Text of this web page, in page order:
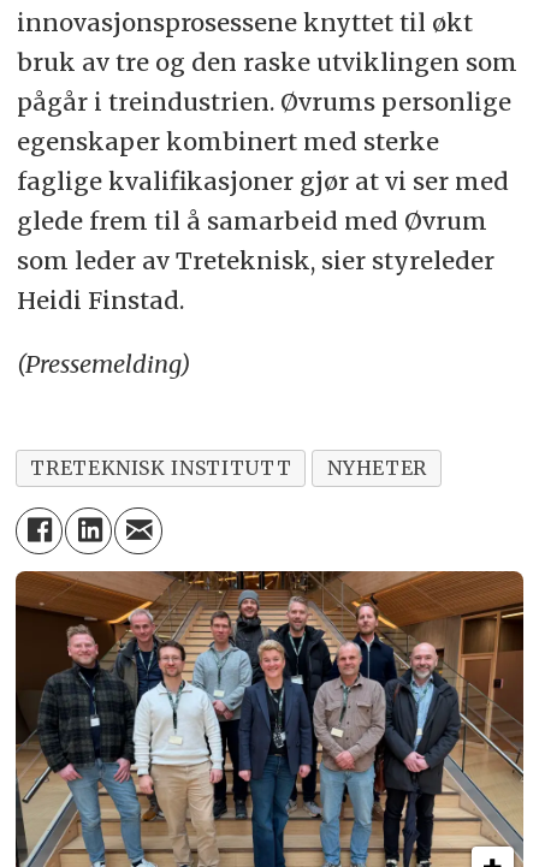
innovasjonsprosessene knyttet til økt
bruk av tre og den raske utviklingen som
pågår i treindustrien. Øvrums personlige
egenskaper kombinert med sterke
faglige kvalifikasjoner gjør at vi ser med
glede frem til å samarbeid med Øvrum
som leder av Treteknisk, sier styreleder
Heidi Finstad.
(Pressemelding)
TRETEKNISK INSTITUTT NYHETER